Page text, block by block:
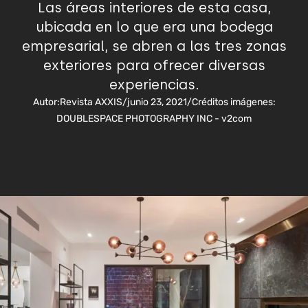
Las áreas interiores de esta casa,
ubicada en lo que era una bodega
empresarial, se abren a las tres zonas
exteriores para ofrecer diversas
experiencias.
Autor:Revista AXXIS/junio 23, 2021/Créditos imágenes:
DOUBLESPACE PHOTOGRAPHY INC - v2com